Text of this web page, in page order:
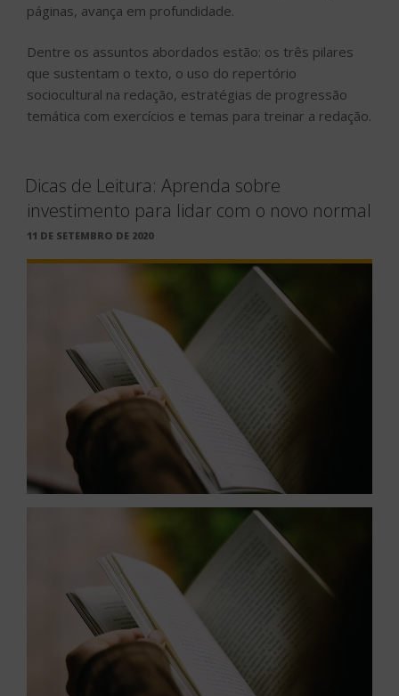
páginas, avança em profundidade.
Dentre os assuntos abordados estão: os três pilares
que sustentam o texto, o uso do repertório
sociocultural na redação, estratégias de progressão
temática com exercícios e temas para treinar a redação.
Dicas de Leitura: Aprenda sobre
investimento para lidar com o novo normal
PUBLICADO
11 DE SETEMBRO DE 2020